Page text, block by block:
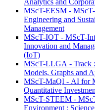
Analytics and
MScT-EESM -
Engineering and
Management
MScT-IOT - MScT-
Innovation and
(IoT)
MScT-LLGA - Track
Models, Graphs and
MScT-MaQI - AI for
Quantitative
MScT-STEEM -
Environment :